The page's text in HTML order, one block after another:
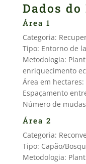
Dados do
Área 1
Categoria:
Tipo: Entorno de
Metodologia:
enriquecimento
Área em hectares:
Espaçamento
Número de
Área 2
Categoria:
Tipo: Capão/
Metodologia: